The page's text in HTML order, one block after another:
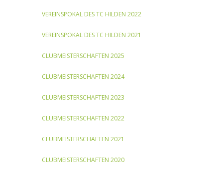
VEREINSPOKAL DES TC HILDEN 2022
VEREINSPOKAL DES TC HILDEN 2021
CLUBMEISTERSCHAFTEN 2025
CLUBMEISTERSCHAFTEN 2024
CLUBMEISTERSCHAFTEN 2023
CLUBMEISTERSCHAFTEN 2022
CLUBMEISTERSCHAFTEN 2021
CLUBMEISTERSCHAFTEN 2020